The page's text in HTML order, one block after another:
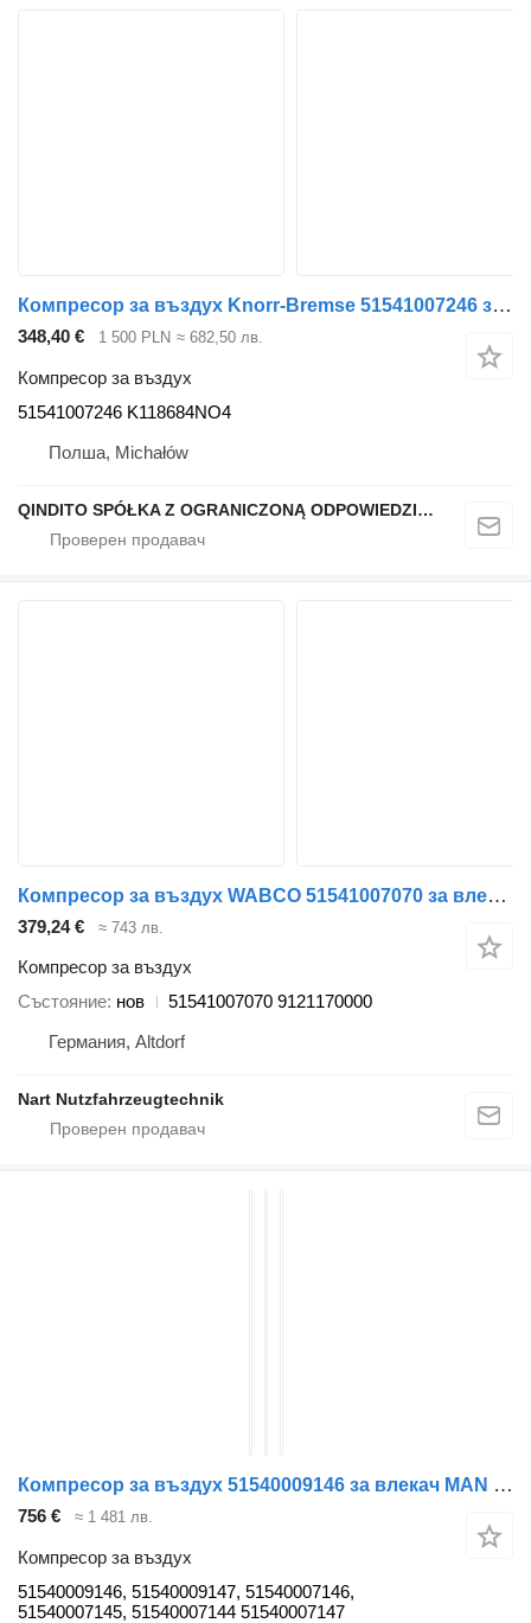
Компресор за въздух Knorr-Bremse 51541007246 за влекач MAN TGX TGS EURO 6
348,40 € 1 500 PLN ≈ 682,50 лв.
Компресор за въздух
51541007246 K118684NO4
Полша, Michałów
QINDITO SPÓŁKA Z OGRANICZONĄ ODPOWIEDZIALNOŚCIĄ
Компресор за въздух WABCO 51541007070 за влекач MAN TGL
379,24 € ≈ 743 лв.
Компресор за въздух
Състояние нов
51541007070 9121170000
Германия, Altdorf
Nart Nutzfahrzeugtechnik
Компресор за въздух 51540009146 за влекач MAN TGX
756 € ≈ 1 481 лв.
Компресор за въздух
51540009146, 51540009147, 51540007146,
51540007145, 51540007144 51540007147